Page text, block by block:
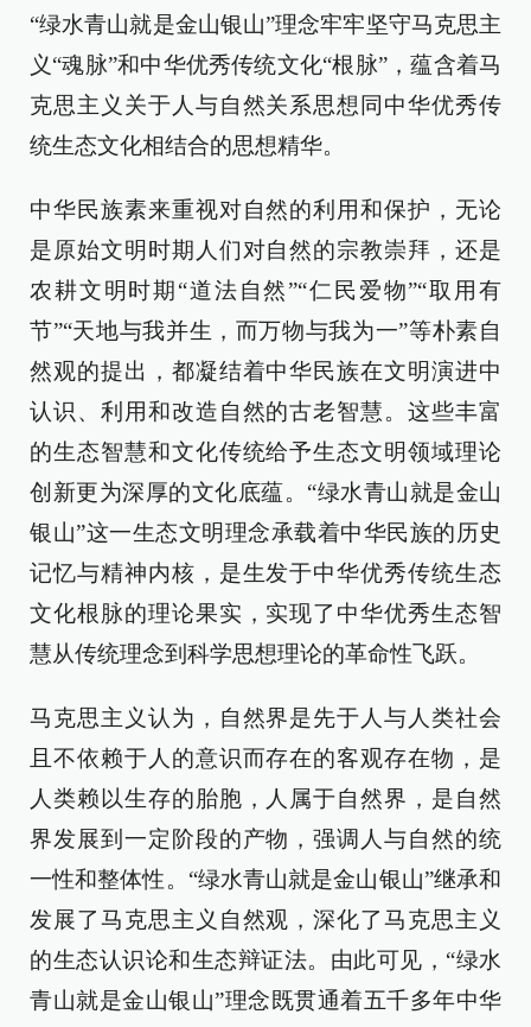
“绿水青山就是金山银山”理念牢牢坚守马克思主
义“魂脉”和中华优秀传统文化“根脉”，蕴含着马
克思主义关于人与自然关系思想同中华优秀传
统生态文化相结合的思想精华。
中华民族素来重视对自然的利用和保护，无论
是原始文明时期人们对自然的宗教崇拜，还是
农耕文明时期“道法自然”“仁民爱物”“取用有
节”“天地与我并生，而万物与我为一”等朴素自
然观的提出，都凝结着中华民族在文明演进中
认识、利用和改造自然的古老智慧。这些丰富
的生态智慧和文化传统给予生态文明领域理论
创新更为深厚的文化底蕴。“绿水青山就是金山
银山”这一生态文明理念承载着中华民族的历史
记忆与精神内核，是生发于中华优秀传统生态
文化根脉的理论果实，实现了中华优秀生态智
慧从传统理念到科学思想理论的革命性飞跃。
马克思主义认为，自然界是先于人与人类社会
且不依赖于人的意识而存在的客观存在物，是
人类赖以生存的胎胞，人属于自然界，是自然
界发展到一定阶段的产物，强调人与自然的统
一性和整体性。“绿水青山就是金山银山”继承和
发展了马克思主义自然观，深化了马克思主义
的生态认识论和生态辩证法。由此可见，“绿水
青山就是金山银山”理念既贯通着五千多年中华